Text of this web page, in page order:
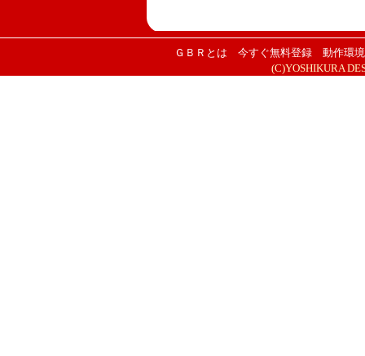
ＧＢＲとは 今すぐ無料登録
動作環境
(C)YOSHIKURA